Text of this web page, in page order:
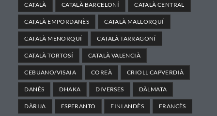
CATALÀ CATALÀ BARCELONÍ CATALÀ CENTRAL
CATALÀ EMPORDANÈS CATALÀ MALLORQUÍ
CATALÀ MENORQUÍ CATALÀ TARRAGONÍ
CATALÀ TORTOSÍ CATALÀ VALENCIÀ
CEBUANO/VISAIA COREÀ CRIOLL CAPVERDIÀ
DANÈS DHAKA DIVERSES DÀLMATA
DÀRIJA ESPERANTO FINLANDÈS FRANCÈS